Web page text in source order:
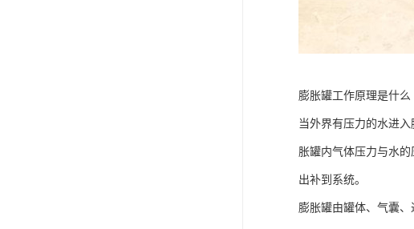
膨胀罐工作原理是什么
当外界有压力的水进
胀罐内气体压力与水
出补到系统。
膨胀罐由罐体、气囊